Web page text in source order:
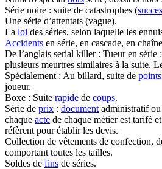
Série noire : suite de catastrophes (
Une série d’attentats (vague).
La loi des séries, selon laquelle les
Accidents en série, en cascade, en
De l’anglais serial killer : Tueur en
plusieurs meurtres similaires à la suite.
Spécialement : Au billard, suite de points
joueur.
Boxe : Suite rapide de coups.
Série de prix : document administratif
chaque acte de chaque métier est tarifé
réfèrent pour établir les devis.
Collection de vêtements de confection,
comportant toutes les tailles.
Soldes de fins de séries.